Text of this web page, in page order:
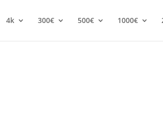
4k 300€ 500€ 1000€